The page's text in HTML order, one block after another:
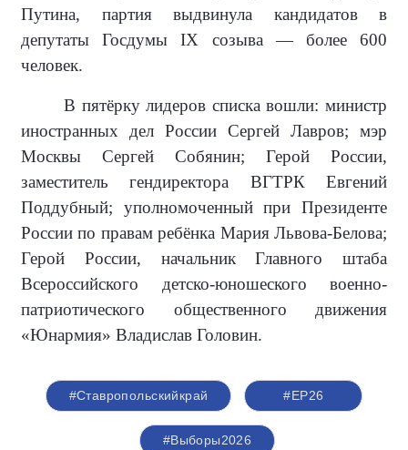
Путина, партия выдвинула кандидатов в
депутаты Госдумы IX созыва — более 600
человек.
В пятёрку лидеров списка вошли: министр
иностранных дел России Сергей Лавров; мэр
Москвы Сергей Собянин; Герой России,
заместитель гендиректора ВГТРК Евгений
Поддубный; уполномоченный при Президенте
России по правам ребёнка Мария Львова-Белова;
Герой России, начальник Главного штаба
Всероссийского детско-юношеского военно-
патриотического общественного движения
«Юнармия» Владислав Головин.
#Ставропольскийкрай #ЕР26
#Выборы2026